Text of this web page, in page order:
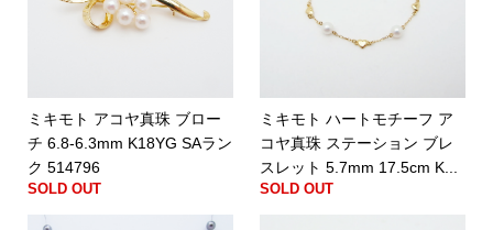
ミキモト アコヤ真珠 ブロー
チ 6.8-6.3mm K18YG SAラン
ク 514796
SOLD OUT
ミキモト ハートモチーフ ア
コヤ真珠 ステーション ブレ
スレット 5.7mm 17.5cm K...
SOLD OUT